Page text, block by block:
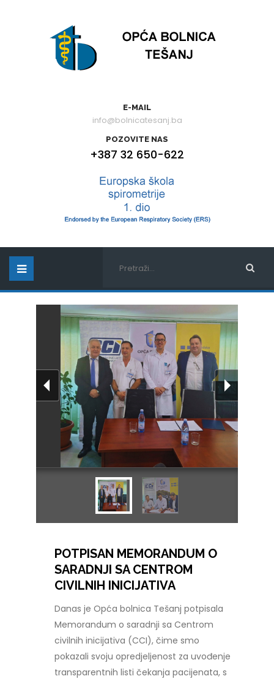
E-MAIL
info@bolnicatesanj.ba
POZOVITE NAS
+387 32 650-622
POTPISAN MEMORANDUM O
SARADNJI SA CENTROM
CIVILNIH INICIJATIVA
Danas je Opća bolnica Tešanj potpisala
Memorandum o saradnji sa Centrom
civilnih inicijativa (CCI), čime smo
pokazali svoju opredjeljenost za uvođenje
transparentnih listi čekanja pacijenata, s